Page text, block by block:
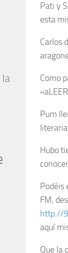
Pati y
esta
Carlos
Como
Pum
Hubo
Podéis
FM,
http://
aquí
Que la
la